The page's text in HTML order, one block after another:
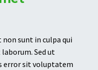
sunt in culpa qui
Sed ut
error sit voluptatem